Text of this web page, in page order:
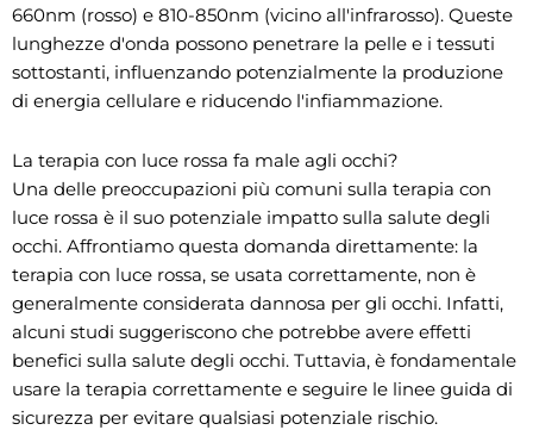
660nm (rosso) e 810-850nm (vicino all'infrarosso). Queste
lunghezze d'onda possono penetrare la pelle e i tessuti
sottostanti, influenzando potenzialmente la produzione
di energia cellulare e riducendo l'infiammazione.
La terapia con luce rossa fa male agli occhi?
Una delle preoccupazioni più comuni sulla terapia con
luce rossa è il suo potenziale impatto sulla salute degli
occhi. Affrontiamo questa domanda direttamente: la
terapia con luce rossa, se usata correttamente, non è
generalmente considerata dannosa per gli occhi. Infatti,
alcuni studi suggeriscono che potrebbe avere effetti
benefici sulla salute degli occhi. Tuttavia, è fondamentale
usare la terapia correttamente e seguire le linee guida di
sicurezza per evitare qualsiasi potenziale rischio.